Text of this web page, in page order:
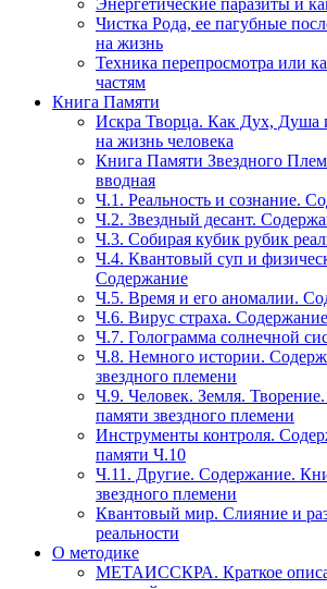
Энергетические паразиты и
Чистка Рода, ее пагубные
на жизнь
Техника перепросмотра или
частям
Книга Памяти
Искра Творца. Как Дух, Душа
на жизнь человека
Книга Памяти Звездного
вводная
Ч.1. Реальность и сознание.
Ч.2. Звездный десант.
Ч.3. Собирая кубик рубик
Ч.4. Квантовый суп и
Содержание
Ч.5. Время и его аномалии.
Ч.6. Вирус страха. Содержание
Ч.7. Голограмма солнечной
Ч.8. Немного истории.
звездного племени
Ч.9. Человек. Земля.
памяти звездного племени
Инструменты контроля.
памяти Ч.10
Ч.11. Другие. Содержание.
звездного племени
Квантовый мир. Слияние и
реальности
О методике
МЕТАИССКРА. Краткое